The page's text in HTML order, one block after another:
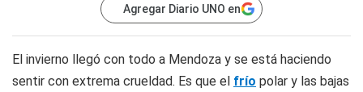
Agregar Diario UNO en
El invierno llegó con todo a Mendoza y se está haciendo
sentir con extrema crueldad. Es que el frío polar y las bajas